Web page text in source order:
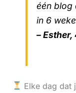
één blog
in 6
– Esther,
Elke dag dat